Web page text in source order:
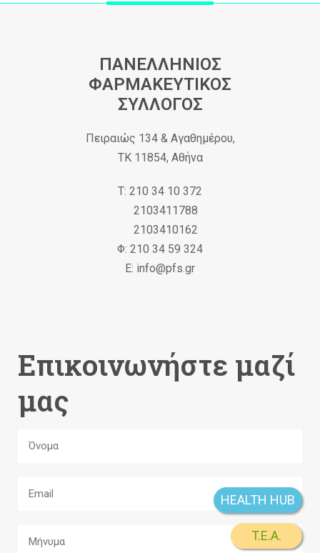
ΠΑΝΕΛΛΗΝΙΟΣ
ΦΑΡΜΑΚΕΥΤΙΚΟΣ
ΣΥΛΛΟΓΟΣ
Πειραιώς 134 & Αγαθημέρου,
ΤΚ 11854, Αθήνα
Τ: 210 34 10 372
2103411788
2103410162
Φ: 210 34 59 324
Ε: info@pfs.gr
Επικοινωνήστε μαζί
μας
T.E.A.
HEALTH HUB